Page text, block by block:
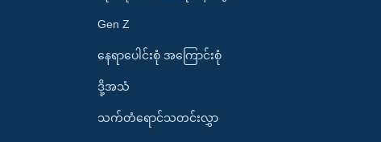
Gen Z
နေရာပေါင်းစုံ အကြောင်းစုံ
ဒို့အသံ
သက်တံရောင်သတင်းလွှာ